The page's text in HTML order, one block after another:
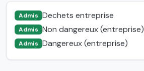
Admis Dechets entreprise
Admis Non dangereux (entreprise)
Admis Dangereux (entreprise)